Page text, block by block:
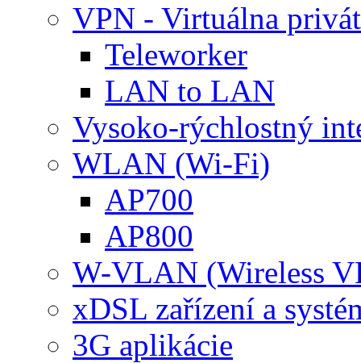
VPN - Virtuálna
Teleworker
LAN to LAN
Vysoko-rýchlostný
WLAN (Wi-Fi)
AP700
AP800
W-VLAN (Wireless
xDSL zařízení a
3G aplikácie